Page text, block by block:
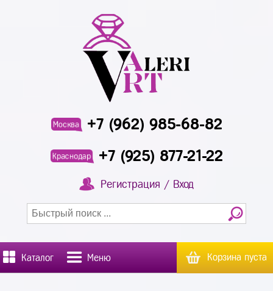
Москва +7 (962) 985-68-82
Краснодар +7 (925) 877-21-22
Регистрация / Вход
Каталог Меню Корзина пуста